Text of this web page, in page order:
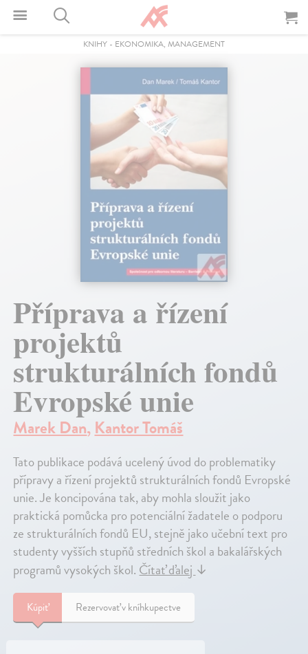
KNIHY - EKONOMIKA, MANAGEMENT
Příprava a řízení
projektů
strukturálních fondů
Evropské unie
Marek Dan,Kantor Tomáš
Tato publikace podává ucelený úvod do problematiky
přípravy a řízení projektů strukturálních fondů Evropské
unie. Je koncipována tak, aby mohla sloužit jako
praktická pomůcka pro potenciální žadatele o podporu
ze strukturálních fondů EU, stejně jako učební text pro
studenty vyšších stupňů středních škol a bakalářských
programů vysokých škol.Čítať ďalej↓
Kúpiť Rezervovať v kníhkupectve